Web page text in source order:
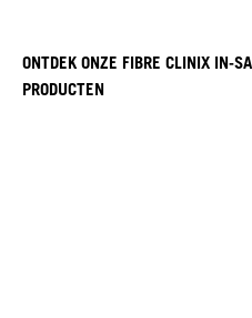
ONTDEK ONZE FIBRE CLINIX IN-
PRODUCTEN